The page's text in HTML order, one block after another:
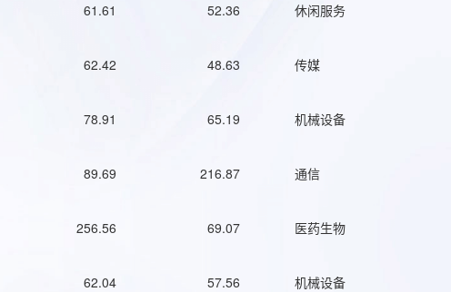
61.61 52.36 休闲服务
62.42 48.63 传媒
78.91 65.19 机械设备
89.69 216.87 通信
256.56 69.07 医药生物
62.04 57.56 机械设备